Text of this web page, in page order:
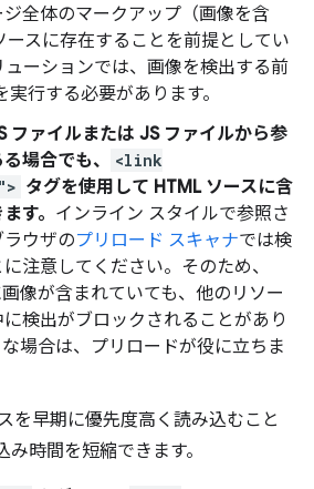
ジ全体のマークアップ（画像を含
ースに存在することを前提としてい
ューションでは、画像を検出する前
行する必要があります。
ファイルまたは JS ファイルから参
場合でも、
<link
タグを使用して HTML ソースに含
す。 インライン スタイルで参照さ
ウザのプリロード スキャナでは検
注意してください。そのため、
像が含まれていても、他のリソー
検出がブロックされることがあり
場合は、プリロードが役に立ちま
を早期に優先度高く読み込むこと
時間を短縮できます。